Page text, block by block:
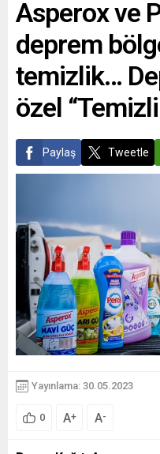
Asperox ve
deprem
temizlik…
özel
Paylaş Tweetle
Yayınlama: 30.05.2023
0 A+ A-